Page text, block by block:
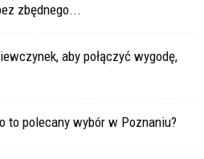
zbędnego...
aby połączyć wygodę,
to polecany wybór w Poznaniu?